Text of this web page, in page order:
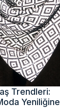
Trendleri:
Yeniliğine